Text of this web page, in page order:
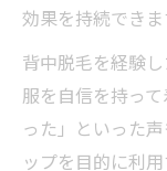
効果を持続できま
背中脱毛を経験
服を自信を持っ
った」といった
ップを目的に利